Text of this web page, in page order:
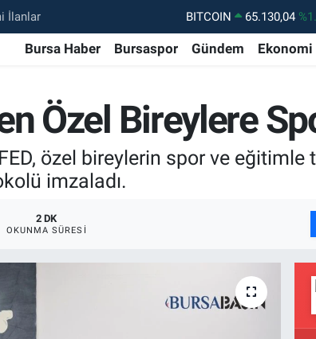
İlanlar DOLAR 47,7106
EURO
55,1652 %0.27
GRAM ALTIN
6648.99
BİST100
13.773 %-
BITCOIN
65.130,04
Bursa Haber Bursaspor Gündem Ekonomi
Özel Bireylere
özel bireylerin spor ve eğitimle
imzaladı.
2 DK
OKUNMA SÜRESI